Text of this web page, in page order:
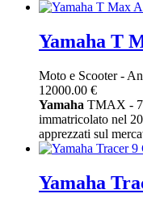
Yamaha T
Moto e Scooter-
12000.00 €
Yamaha TMAX -
immatricolato nel
apprezzati sul
Yamaha